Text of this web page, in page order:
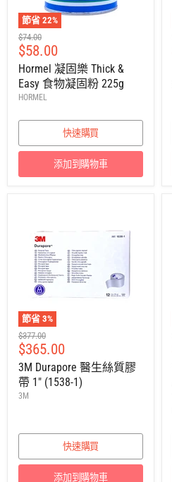
節省 22%
建
議
零
售
價
$74.00
售
價
$58.00
Hormel 凝固樂 Thick &
Easy 食物凝固粉 225g
HORMEL
快速購買
添加到購物車
節省 3%
建
議
零
售
價
$377.00
售
價
$365.00
3M Durapore 醫生絲質膠
帶 1" (1538-1)
3M
快速購買
添加到購物車